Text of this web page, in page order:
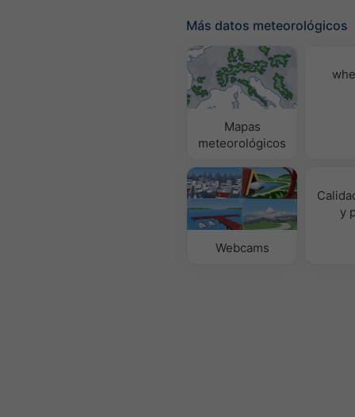
Más datos meteorológicos
Mapas
meteorológicos
Webcams
y